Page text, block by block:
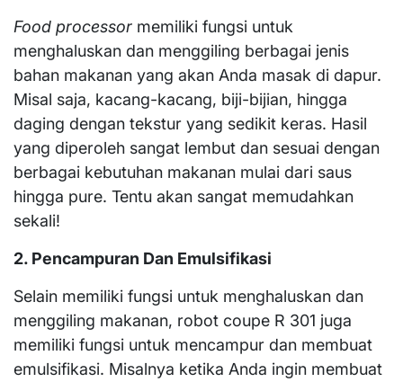
Food processor memiliki fungsi untuk
menghaluskan dan menggiling berbagai jenis
bahan makanan yang akan Anda masak di dapur.
Misal saja, kacang-kacang, biji-bijian, hingga
daging dengan tekstur yang sedikit keras. Hasil
yang diperoleh sangat lembut dan sesuai dengan
berbagai kebutuhan makanan mulai dari saus
hingga pure. Tentu akan sangat memudahkan
sekali!
2. Pencampuran Dan Emulsifikasi
Selain memiliki fungsi untuk menghaluskan dan
menggiling makanan, robot coupe R 301 juga
memiliki fungsi untuk mencampur dan membuat
emulsifikasi. Misalnya ketika Anda ingin membuat